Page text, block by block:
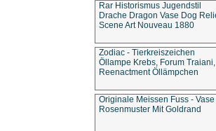
Rar Historismus Jugendstil
Drache Dragon Vase Dog
Scene Art Nouveau 1880
Zodiac - Tierkreiszeichen
Öllampe Krebs, Forum Traiani,
Reenactment Öllämpchen
Originale Meissen Fuss - Vase
Rosenmuster Mit Goldrand